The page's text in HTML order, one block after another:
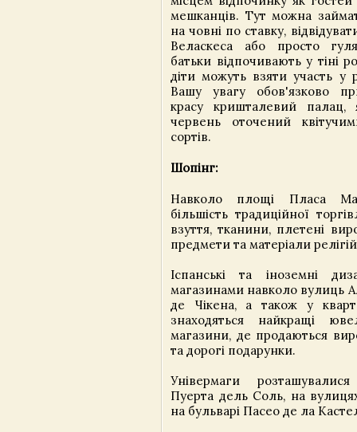
мешканців. Тут можна
на човні по ставку,
Веласкеса або просто
батьки відпочивають у тіні
діти можуть взяти участь у
Вашу увагу обов'язково
красу кришталевий
червень оточений
сортів.
Шопінг:
Навколо площі Пласа
більшість традиційної
взуття, тканини, плетені
предмети та матеріали
Іспанські та іноземні
магазинами навколо вулиць
де Чікена, а також у
знаходяться найкращі
магазини, де продаються
та дорогі подарунки.
Універмаги
Пуерта дель Соль, на
на бульварі Пасео де ла